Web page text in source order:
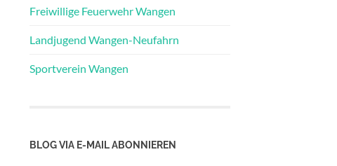
Freiwillige Feuerwehr Wangen
Landjugend Wangen-Neufahrn
Sportverein Wangen
BLOG VIA E-MAIL ABONNIEREN